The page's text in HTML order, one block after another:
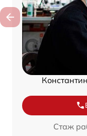
Стаж